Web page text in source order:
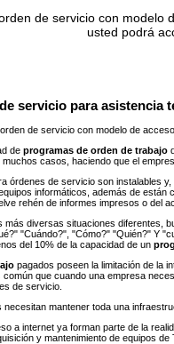
de servicio con
usted podrá
servicio para asistencia
de servicio con modelo de
deprogramas de orden de trabajo
casos, haciendo que el
órdenes de servicio son instalables
informáticos, además de
rehén de informes impresos o del
más diversas situaciones diferentes,
"Cuándo?", "Cómo?" "Quién?" Y
del 10% de la capacidad de un
pagados poseen la limitación de la
común que cuando una empresa
de servicio.
mantener toda una
a internet ya forman parte de la
y mantenimiento de equipos